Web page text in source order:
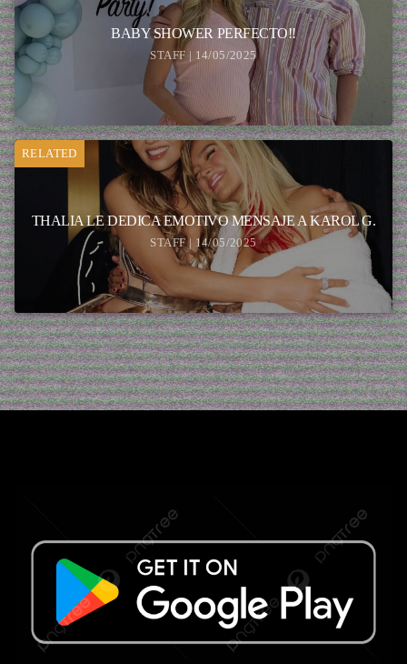
BABY SHOWER PERFECTO!!
STAFF | 14/05/2025
RELATED
THALIA LE DEDICA EMOTIVO MENSAJE A KAROL G.
STAFF | 14/05/2025